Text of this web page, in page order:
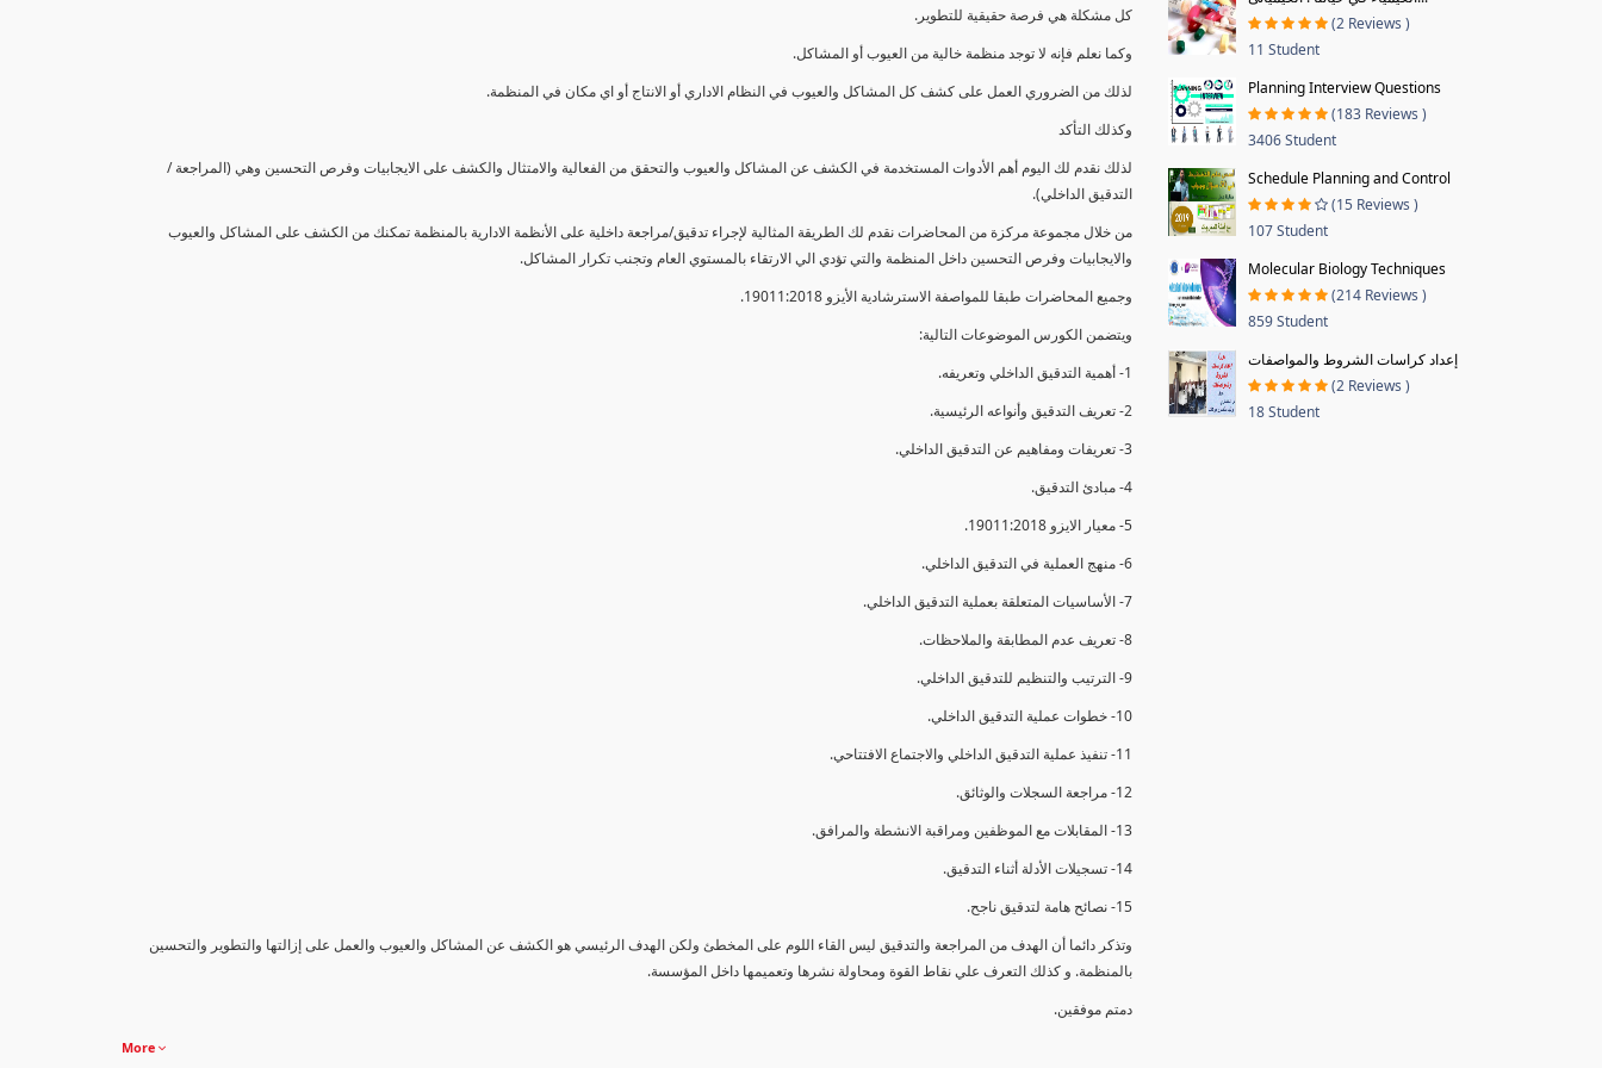
كل مشكلة هي فرصة حقيقية للتطوير.
وكما نعلم فإنه لا توجد منظمة خالية من العيوب أو المشاكل.
لذلك من الضروري العمل على كشف كل المشاكل والعيوب في النظام الاداري أو الانتاج أو اي مكان في المنظمة.
وكذلك التأكد
لذلك نقدم لك اليوم أهم الأدوات المستخدمة في الكشف عن المشاكل والعيوب والتحقق من الفعالية والامتثال والكشف على الايجابيات وفرص التحسين وهي (المراجعة /
التدقيق الداخلي).
من خلال مجموعة مركزة من المحاضرات نقدم لك الطريقة المثالية لإجراء تدقيق/مراجعة داخلية على الأنظمة الادارية بالمنظمة تمكنك من الكشف على المشاكل والعيوب
والايجابيات وفرص التحسين داخل المنظمة والتي تؤدي الي الارتقاء بالمستوي العام وتجنب تكرار المشاكل.
وجميع المحاضرات طبقا للمواصفة الاسترشادية الأيزو 19011:2018.
ويتضمن الكورس الموضوعات التالية:
1- أهمية التدقيق الداخلي وتعريفه.
2- تعريف التدقيق وأنواعه الرئيسية.
3- تعريفات ومفاهيم عن التدقيق الداخلي.
4- مبادئ التدقيق.
5- معيار الايزو 19011:2018.
6- منهج العملية في التدقيق الداخلي.
7- الأساسيات المتعلقة بعملية التدقيق الداخلي.
8- تعريف عدم المطابقة والملاحظات.
9- الترتيب والتنظيم للتدقيق الداخلي.
10- خطوات عملية التدقيق الداخلي.
11- تنفيذ عملية التدقيق الداخلي والاجتماع الافتتاحي.
12- مراجعة السجلات والوثائق.
13- المقابلات مع الموظفين ومراقبة الانشطة والمرافق.
14- تسجيلات الأدلة أثناء التدقيق.
15- نصائح هامة لتدقيق ناجح.
وتذكر دائما أن الهدف من المراجعة والتدقيق ليس القاء اللوم على المخطئ ولكن الهدف الرئيسي هو الكشف عن المشاكل والعيوب والعمل على إزالتها والتطوير والتحسين
بالمنظمة. و كذلك التعرف علي نقاط القوة ومحاولة نشرها وتعميمها داخل المؤسسة.
دمتم موفقين.
More
(2 Reviews )
11 Student
Planning Interview Questions
(183 Reviews )
3406 Student
Schedule Planning and Control
(15 Reviews )
107 Student
Molecular Biology Techniques
(214 Reviews )
859 Student
إعداد كراسات الشروط والمواصفات
(2 Reviews )
18 Student